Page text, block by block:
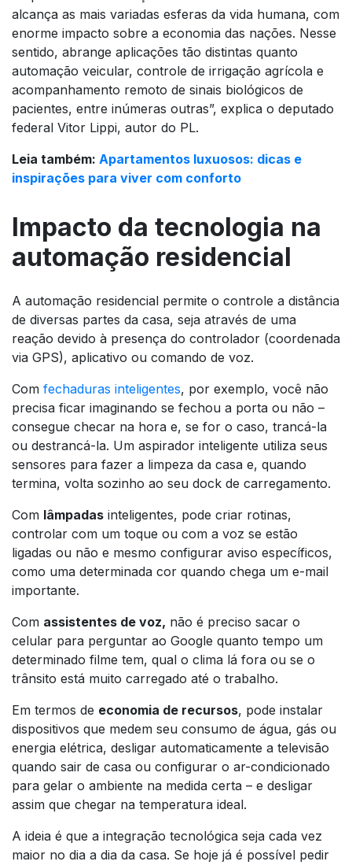
alcança as mais variadas esferas da vida humana, com
enorme impacto sobre a economia das nações. Nesse
sentido, abrange aplicações tão distintas quanto
automação veicular, controle de irrigação agrícola e
acompanhamento remoto de sinais biológicos de
pacientes, entre inúmeras outras”, explica o deputado
federal Vitor Lippi, autor do PL.
Leia também: Apartamentos luxuosos: dicas e
inspirações para viver com conforto
Impacto da tecnologia na
automação residencial
A automação residencial permite o controle a distância
de diversas partes da casa, seja através de uma
reação devido à presença do controlador (coordenada
via GPS), aplicativo ou comando de voz.
Com fechaduras inteligentes, por exemplo, você não
precisa ficar imaginando se fechou a porta ou não –
consegue checar na hora e, se for o caso, trancá-la
ou destrancá-la. Um aspirador inteligente utiliza seus
sensores para fazer a limpeza da casa e, quando
termina, volta sozinho ao seu dock de carregamento.
Com lâmpadas inteligentes, pode criar rotinas,
controlar com um toque ou com a voz se estão
ligadas ou não e mesmo configurar aviso específicos,
como uma determinada cor quando chega um e-mail
importante.
Com assistentes de voz, não é preciso sacar o
celular para perguntar ao Google quanto tempo um
determinado filme tem, qual o clima lá fora ou se o
trânsito está muito carregado até o trabalho.
Em termos de economia de recursos, pode instalar
dispositivos que medem seu consumo de água, gás ou
energia elétrica, desligar automaticamente a televisão
quando sair de casa ou configurar o ar-condicionado
para gelar o ambiente na medida certa – e desligar
assim que chegar na temperatura ideal.
A ideia é que a integração tecnológica seja cada vez
maior no dia a dia da casa. Se hoje já é possível pedir